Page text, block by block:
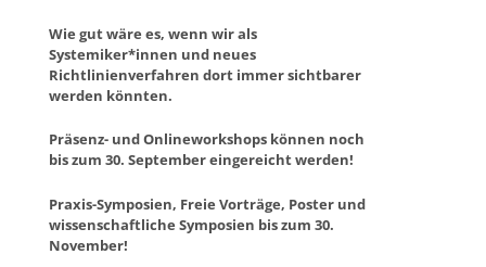
Wie gut wäre es, wenn wir als
Systemiker*innen und neues
Richtlinienverfahren dort immer sichtbarer
werden könnten.
Präsenz- und Onlineworkshops können noch
bis zum 30. September eingereicht werden!
Praxis-Symposien, Freie Vorträge, Poster und
wissenschaftliche Symposien bis zum 30.
November!